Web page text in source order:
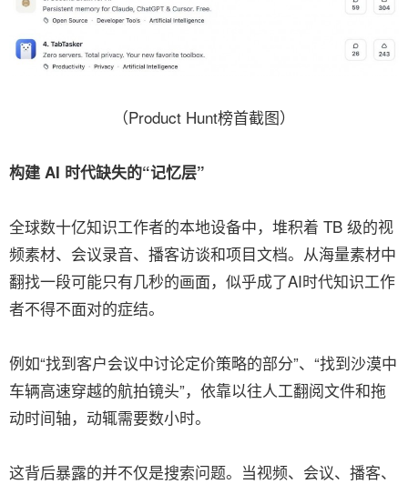
（Product Hunt榜首截图）
构建 AI 时代缺失的“记忆层”
全球数十亿知识工作者的本地设备中，堆积着 TB 级的视
频素材、会议录音、播客访谈和项目文档。从海量素材中
翻找一段可能只有几秒的画面，似乎成了AI时代知识工作
者不得不面对的症结。
例如“找到客户会议中讨论定价策略的部分”、“找到沙漠中
车辆高速穿越的航拍镜头”，依靠以往人工翻阅文件和拖
动时间轴，动辄需要数小时。
这背后暴露的并不仅是搜索问题。当视频、会议、播客、